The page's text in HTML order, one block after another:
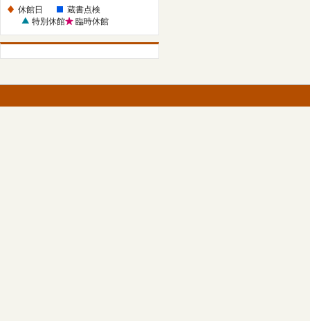
日
休館日
蔵書点検
特別休館
臨時休館